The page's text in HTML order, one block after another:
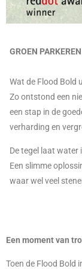
GROEN
Wat de Flood Bold
Zo ontstond een
een stap in de
verharding en
De tegel laat water
Een slimme
waar wel veel
Een moment van
Toen de Flood Bold